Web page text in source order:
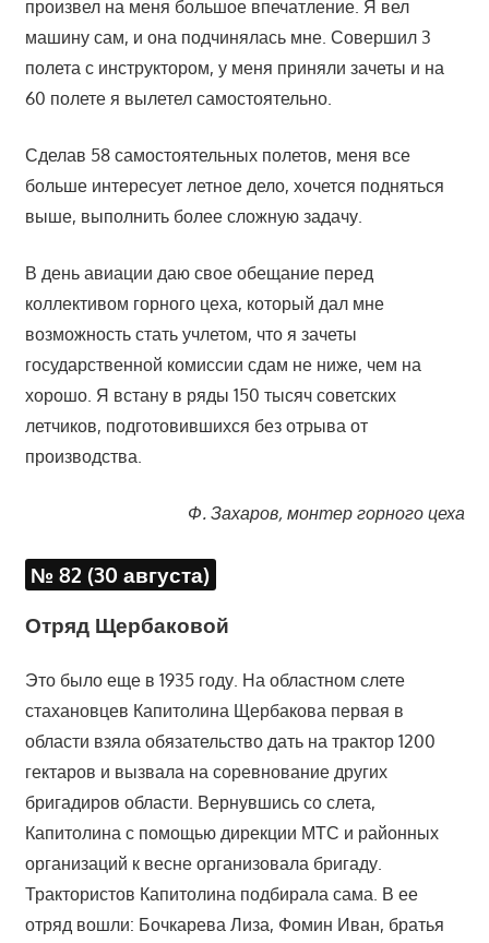
произвел на меня большое впечатление. Я вел
машину сам, и она подчинялась мне. Совершил 3
полета с инструктором, у меня приняли зачеты и на
60 полете я вылетел самостоятельно.
Сделав 58 самостоятельных полетов, меня все
больше интересует летное дело, хочется подняться
выше, выполнить более сложную задачу.
В день авиации даю свое обещание перед
коллективом горного цеха, который дал мне
возможность стать учлетом, что я зачеты
государственной комиссии сдам не ниже, чем на
хорошо. Я встану в ряды 150 тысяч советских
летчиков, подготовившихся без отрыва от
производства.
Ф. Захаров, монтер горного цеха
№ 82 (30 августа)
Отряд Щербаковой
Это было еще в 1935 году. На областном слете
стахановцев Капитолина Щербакова первая в
области взяла обязательство дать на трактор 1200
гектаров и вызвала на соревнование других
бригадиров области. Вернувшись со слета,
Капитолина с помощью дирекции МТС и районных
организаций к весне организовала бригаду.
Трактористов Капитолина подбирала сама. В ее
отряд вошли: Бочкарева Лиза, Фомин Иван, братья